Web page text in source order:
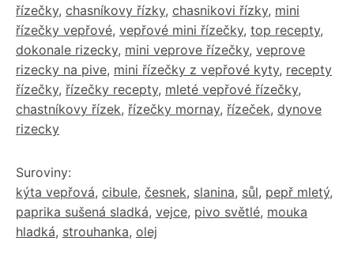
řízečky, chasníkovy řízky, chasnikovi řízky, mini
řízečky vepřové, vepřové mini řízečky, top recepty,
dokonale rizecky, mini veprove řízečky, veprove
rizecky na pive, mini řízečky z vepřové kyty, recepty
řízečky, řízečky recepty, mleté vepřové řízečky,
chastníkovy řízek, řízečky mornay, řízeček, dynove
rizecky
Suroviny:
kýta vepřová, cibule, česnek, slanina, sůl, pepř mletý,
paprika sušená sladká, vejce, pivo světlé, mouka
hladká, strouhanka, olej